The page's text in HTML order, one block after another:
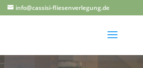
info@cassisi-fliesenverlegung.de